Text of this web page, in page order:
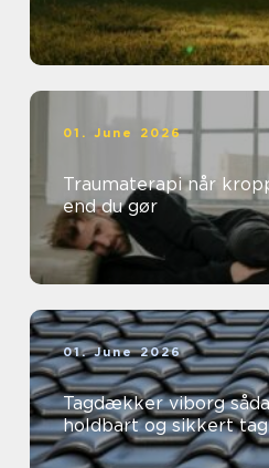
01. June 2026
Traumaterapi når kroppen husker mere
end du gør
01. June 2026
Tagdækker viborg sådan får du et
holdbart og sikkert tag